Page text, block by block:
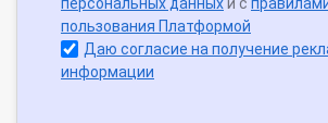
пользования Платформой
Даю согласие на получение
информации